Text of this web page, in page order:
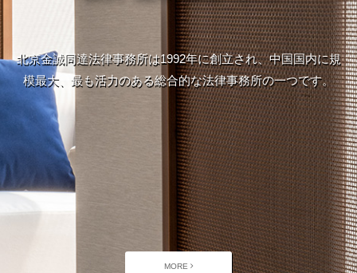
北京金誠同達法律事務所は1992年に創立され、中国国内に規
模最大、最も活力のある総合的な法律事務所の一つです。
MORE